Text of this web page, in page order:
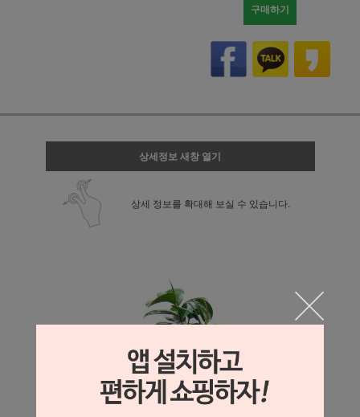
구매하기
상세정보 새창 열기
상세 정보를 확대해 보실 수 있습니다.